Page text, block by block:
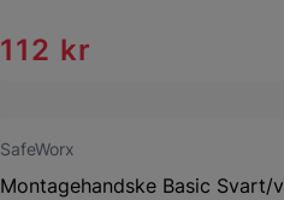
112 kr
SafeWorx
Montagehandske Basic Svart/